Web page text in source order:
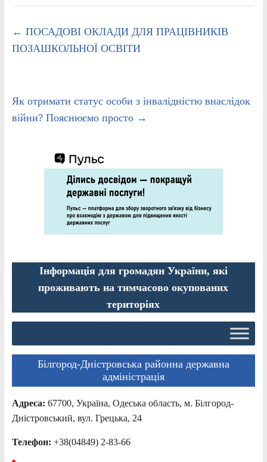
← ПОСАДОВІ ОКЛАДИ ДЛЯ ПРАЦІВНИКІВ
ПОЗАШКОЛЬНОЇ ОСВІТИ
Як отримати статус особи з інвалідністю внаслідок
війни? Пояснюємо просто →
Інформація для громадян України, які
проживають на тимчасово окупованих
територіях
Білгород-Дністровська районна державна
адміністрація
Адреса: 67700, Україна, Одеська область, м. Білгород-
Дністровський, вул. Грецька, 24
Телефон: +38(04849) 2-83-66